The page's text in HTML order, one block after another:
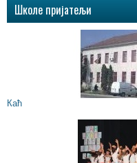
Школе пријатељи
Каћ